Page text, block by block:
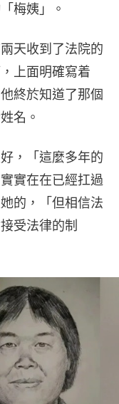
梅姨」。
天收到了法院的
上面明確寫着
終於知道了那個
名。
，「這麼多年的
實在在已經扛過
的，「但相信法
受法律的制